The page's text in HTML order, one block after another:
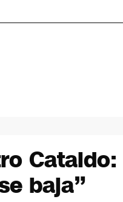
Cataldo:
baja”